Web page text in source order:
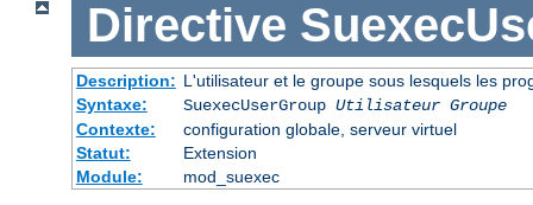
Directive
Description: L'utilisateur et le groupe sous lesquels les
Syntaxe:
SuexecUserGroup Utilisateur Groupe
Contexte:
configuration globale, serveur virtuel
Statut:
Extension
Module:
mod_suexec